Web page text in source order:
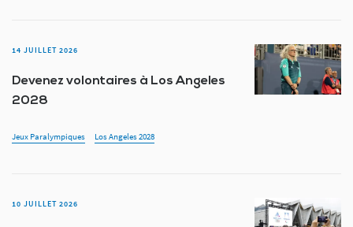
14 JUILLET 2026
Devenez volontaires à Los Angeles
2028
Jeux Paralympiques Los Angeles 2028
10 JUILLET 2026